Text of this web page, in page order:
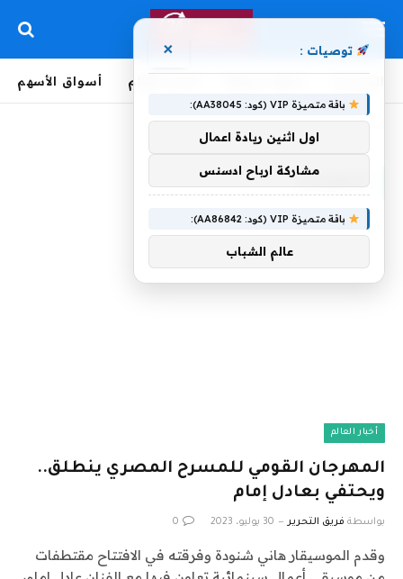
أخبار العالم أسواق الأسهم
المهرجان
أخبار العالم
المهرجان القومي للمسرح المصري ينطلق..
ويحتفي بعادل إمام
بواسطة فريق التحرير 30 يوليو، 2023 0
وقدم الموسيقار هاني شنودة وفرقته في الافتتاح مقتطفات
توصيات : ×
باقة متميزة VIP (كود: AA38045):
اول اثنين ريادة اعمال
مشاركة ارباح ادسنس
باقة متميزة VIP (كود: AA86842):
عالم الشباب